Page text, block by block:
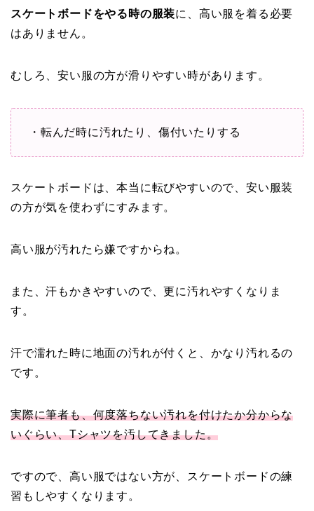
スケートボードをやる時の服装に、高い服を着る必要
はありません。
むしろ、安い服の方が滑りやすい時があります。
・転んだ時に汚れたり、傷付いたりする
スケートボードは、本当に転びやすいので、安い服装
の方が気を使わずにすみます。
高い服が汚れたら嫌ですからね。
また、汗もかきやすいので、更に汚れやすくなりま
す。
汗で濡れた時に地面の汚れが付くと、かなり汚れるの
です。
実際に筆者も、何度落ちない汚れを付けたか分からな
いぐらい、Tシャツを汚してきました。
ですので、高い服ではない方が、スケートボードの練
習もしやすくなります。